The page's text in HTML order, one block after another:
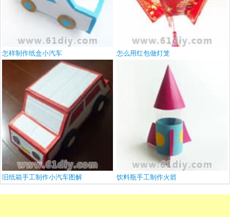
怎样制作纸盒小汽车 怎么用红包做灯笼
旧纸箱手工制作小汽车图解 饮料瓶手工制作火箭